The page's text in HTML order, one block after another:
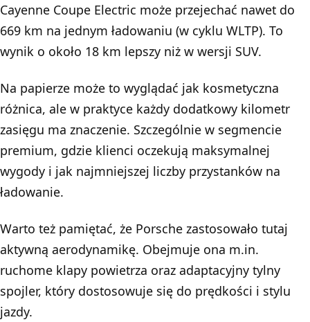
Cayenne Coupe Electric może przejechać nawet do
669 km na jednym ładowaniu (w cyklu WLTP). To
wynik o około 18 km lepszy niż w wersji SUV.
Na papierze może to wyglądać jak kosmetyczna
różnica, ale w praktyce każdy dodatkowy kilometr
zasięgu ma znaczenie. Szczególnie w segmencie
premium, gdzie klienci oczekują maksymalnej
wygody i jak najmniejszej liczby przystanków na
ładowanie.
Warto też pamiętać, że Porsche zastosowało tutaj
aktywną aerodynamikę. Obejmuje ona m.in.
ruchome klapy powietrza oraz adaptacyjny tylny
spojler, który dostosowuje się do prędkości i stylu
jazdy.